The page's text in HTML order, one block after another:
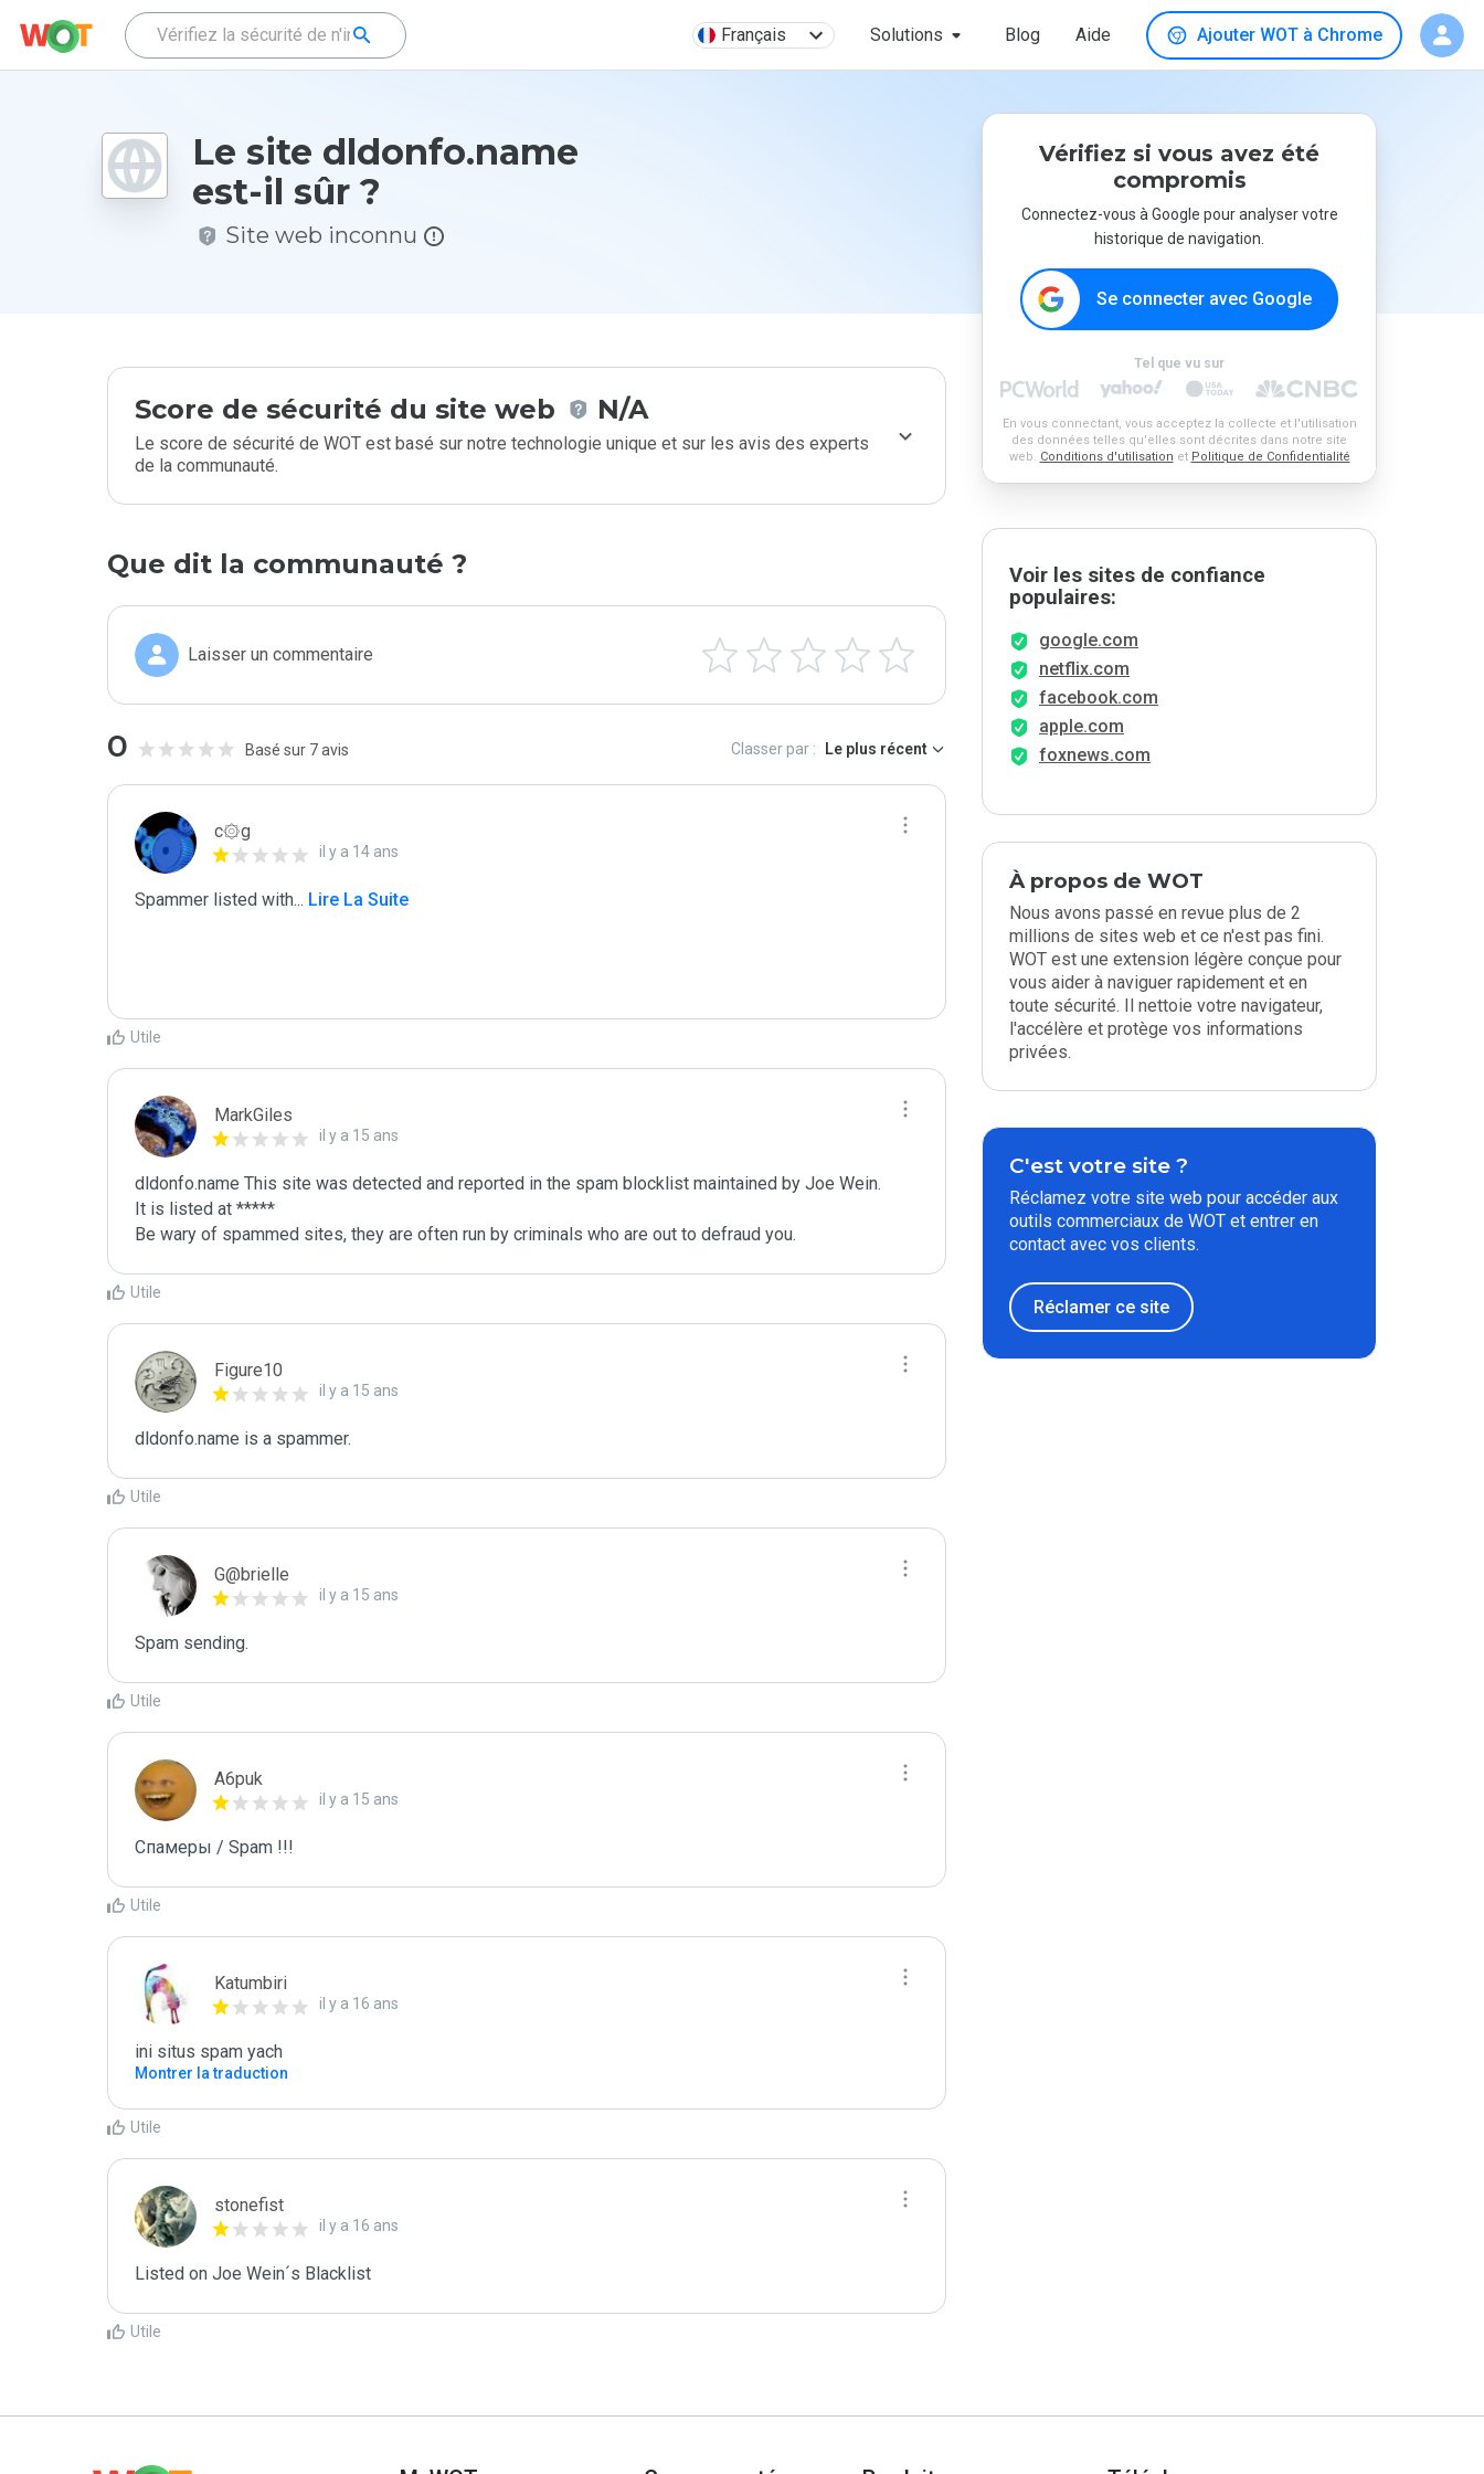
Français Solutions Blog Aide Ajouter WOT à Chrome
Le site dldonfo.name
est-il sûr ?
Site web inconnu
Score de sécurité du site web N/A
Le score de sécurité de WOT est basé sur notre technologie unique et sur les avis des experts
de la communauté.
Que dit la communauté ?
Laisser un commentaire
0 Basé sur 7 avis Classer par : Le plus récent
c۞g
il y a 14 ans
Spammer listed with... Lire La Suite
Utile
MarkGiles
il y a 15 ans
dldonfo.name This site was detected and reported in the spam blocklist maintained by Joe Wein.
It is listed at *****
Be wary of spammed sites, they are often run by criminals who are out to defraud you.
Utile
Figure10
il y a 15 ans
dldonfo.name is a spammer.
Utile
G@brielle
il y a 15 ans
Spam sending.
Utile
A6puk
il y a 15 ans
Спамеры / Spam !!!
Utile
Katumbiri
il y a 16 ans
ini situs spam yach
Montrer la traduction
Utile
stonefist
il y a 16 ans
Listed on Joe Wein´s Blacklist
Utile
Vérifiez si vous avez été
compromis
Connectez-vous à Google pour analyser votre
historique de navigation.
Se connecter avec Google
Tel que vu sur
En vous connectant, vous acceptez la collecte et l'utilisation
des données telles qu'elles sont décrites dans notre site
web. Conditions d'utilisation et Politique de Confidentialité
Voir les sites de confiance
populaires:
google.com
netflix.com
facebook.com
apple.com
foxnews.com
À propos de WOT
Nous avons passé en revue plus de 2
millions de sites web et ce n'est pas fini.
WOT est une extension légère conçue pour
vous aider à naviguer rapidement et en
toute sécurité. Il nettoie votre navigateur,
l'accélère et protège vos informations
privées.
C'est votre site ?
Réclamez votre site web pour accéder aux
outils commerciaux de WOT et entrer en
contact avec vos clients.
Réclamer ce site